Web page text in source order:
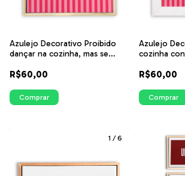
Azulejo Decorativo Proibido
dançar na cozinha, mas se
ITsLEJO
R$60,00
Comprar
Azulejo
cozinha
ITsLEJO
R$60,00
Comprar
1 /6